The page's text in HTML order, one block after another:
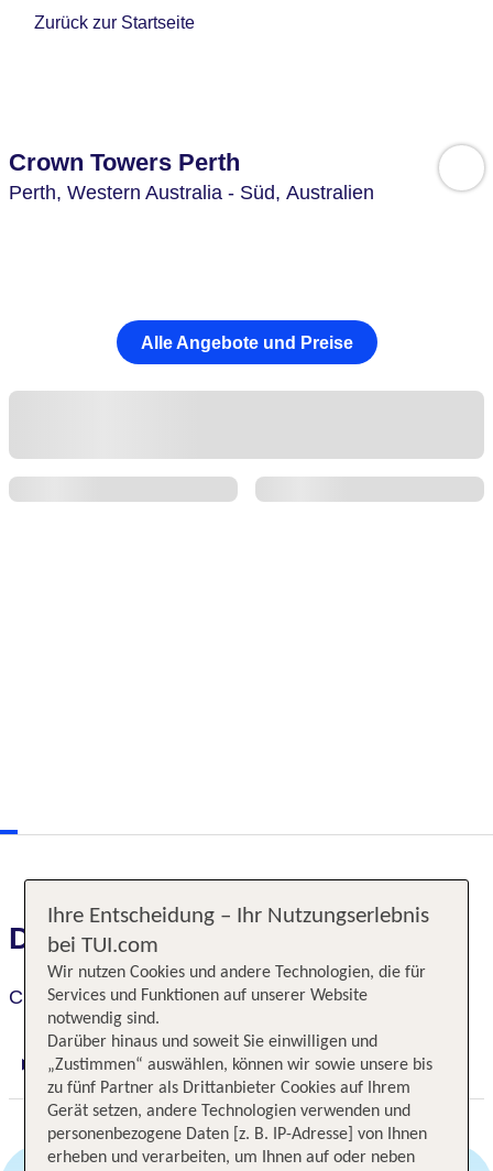
Zurück zur Startseite
Crown Towers Perth
Perth, Western Australia - Süd, Australien
Alle Angebote und Preise
Das erwartet Sie
Crown Towers Perth
Digitaler und telefonischer 24/7 TUI Service
Ihre Entscheidung – Ihr Nutzungserlebnis
bei TUI.com
Wir nutzen Cookies und andere Technologien, die für
Services und Funktionen auf unserer Website
notwendig sind.
Darüber hinaus und soweit Sie einwilligen und
„Zustimmen“ auswählen, können wir sowie unsere bis
zu fünf Partner als Drittanbieter Cookies auf Ihrem
Gerät setzen, andere Technologien verwenden und
personenbezogene Daten [z. B. IP-Adresse] von Ihnen
erheben und verarbeiten, um Ihnen auf oder neben